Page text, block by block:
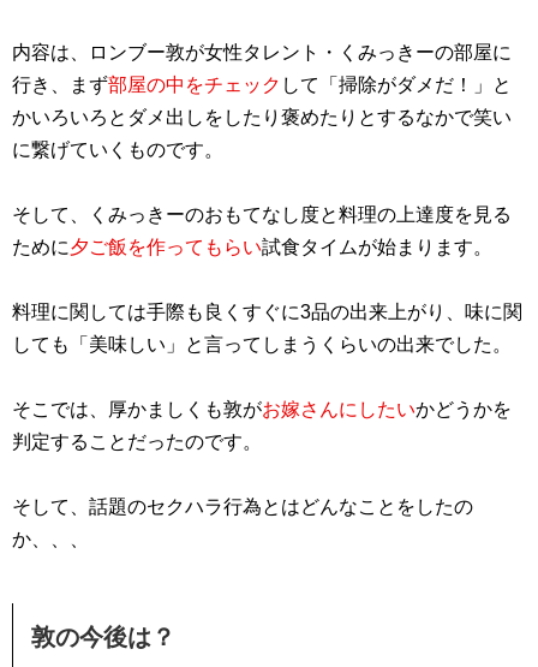
内容は、ロンブー敦が女性タレント・くみっきーの部屋に
行き、まず部屋の中をチェック して「掃除がダメだ！」と
かいろいろとダメ出しをしたり褒めたりとするなかで笑い
に繋げていくものです。
そして、くみっきーのおもてなし度と料理の上達度を見る
ために夕ご飯を作ってもらい試食タイムが始まります。
料理に関しては手際も良くすぐに3品の出来上がり、味に関
しても「美味しい」と言ってしまうくらいの出来でした。
そこでは、厚かましくも敦がお嫁さんにしたいかどうかを
判定することだったのです。
そして、話題のセクハラ行為とはどんなことをしたの
か、、、
敦の今後は？